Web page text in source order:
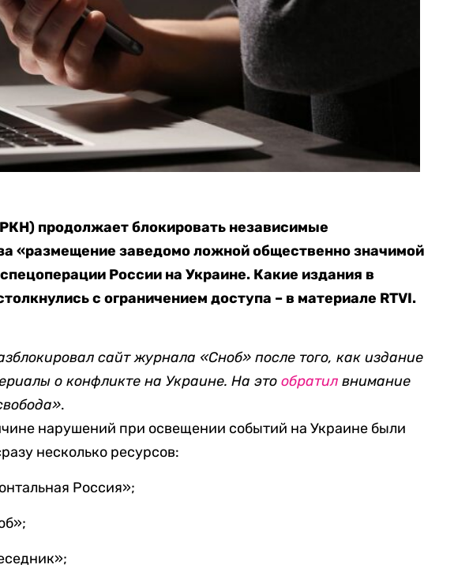
продолжает блокировать независимые
«размещение заведомо ложной общественно значимой
России на Украине. Какие издания в
с ограничением доступа – в материале RTVI.
сайт журнала «Сноб» после того, как издание
о конфликте на Украине. На этообратил внимание
.
нарушений при освещении событий на Украине были
несколько ресурсов:
Россия»;